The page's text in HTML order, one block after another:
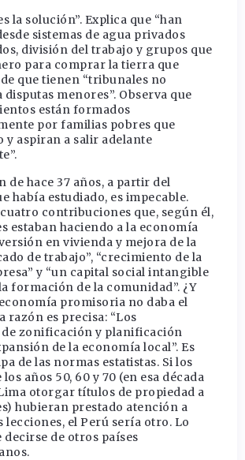
la solución”. Explica que “han
sistemas de agua privados
división del trabajo y grupos que
para comprar la tierra que
que tienen “tribunales no
menores”. Observa que
están formados
por familias pobres que
y aspiran a salir adelante
de hace 37 años, a partir del
había estudiado, es impecable.
cuatro contribuciones que, según él,
estaban haciendo a la economía
en vivienda y mejora de la
de trabajo”, “crecimiento de la
y “un capital social intangible
formación de la comunidad”. ¿Y
promisoria no daba el
razón es precisa: “Los
zonificación y planificación
de la economía local”. Es
de las normas estatistas. Si los
años 50, 60 y 70 (en esa década
otorgar títulos de propiedad a
hubieran prestado atención a
lecciones, el Perú sería otro. Lo
decirse de otros países